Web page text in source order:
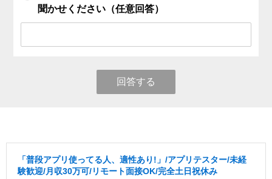
聞かせください（任意回答）
回答する
「普段アプリ使ってる人、適性あり!」/アプリテスター/未経
験歓迎/月収30万可/リモート面接OK/完全土日祝休み